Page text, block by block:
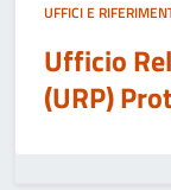
UFFICI E
Ufficio
(URP)